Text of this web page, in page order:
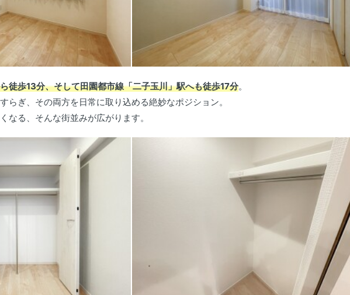
徒歩13分、そして田園都市線「二子玉川」駅へも徒歩17分。
らぎ、その両方を日常に取り込める絶妙なポジション。
なる、そんな街並みが広がります。